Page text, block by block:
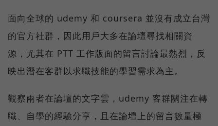
面向全球的 udemy 和 coursera 並沒有成立台灣
的官方社群，因此用戶大多在論壇尋找相關資
源，尤其在 PTT 工作版面的留言討論最熱烈，反
映出潛在客群以求職技能的學習需求為主。
觀察兩者在論壇的文字雲，udemy 客群關注在轉
職、自學的經驗分享，且在論壇上的留言數量極